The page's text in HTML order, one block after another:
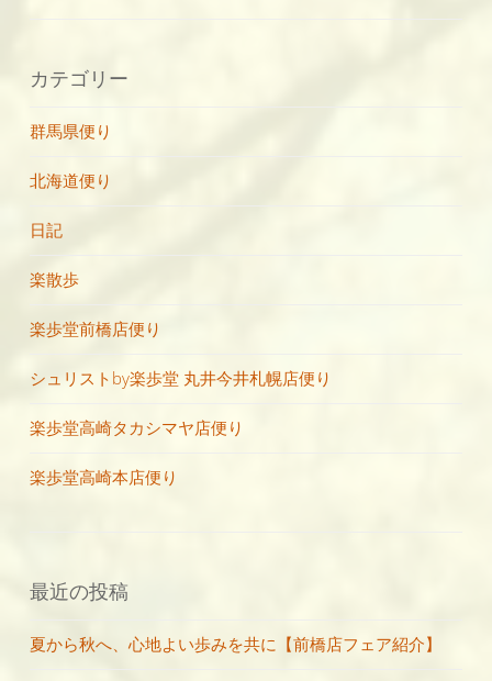
カテゴリー
群馬県便り
北海道便り
日記
楽散歩
楽歩堂前橋店便り
シュリストby楽歩堂 丸井今井札幌店便り
楽歩堂高崎タカシマヤ店便り
楽歩堂高崎本店便り
最近の投稿
夏から秋へ、心地よい歩みを共に【前橋店フェア紹介】